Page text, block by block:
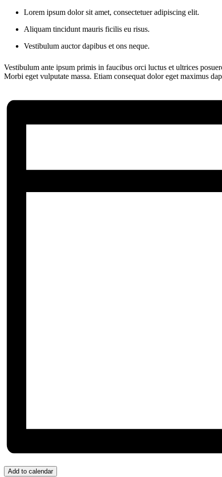
Lorem ipsum dolor sit amet, consectetuer adipiscing elit.
Aliquam tincidunt mauris ficilis eu risus.
Vestibulum auctor dapibus et ons neque.
Vestibulum ante ipsum primis in faucibus orci luctus et ultrices
Morbi eget vulputate massa. Etiam consequat dolor eget maximus
Add to calendar